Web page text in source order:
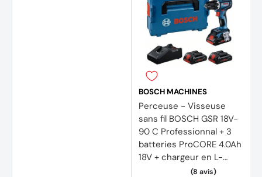
BOSCH MACHINES
Perceuse - Visseuse
sans fil BOSCH GSR 18V-
90 C Professionnal + 3
batteries ProCORE 4.0Ah
18V + chargeur en L-
BOXX 0615A5002R